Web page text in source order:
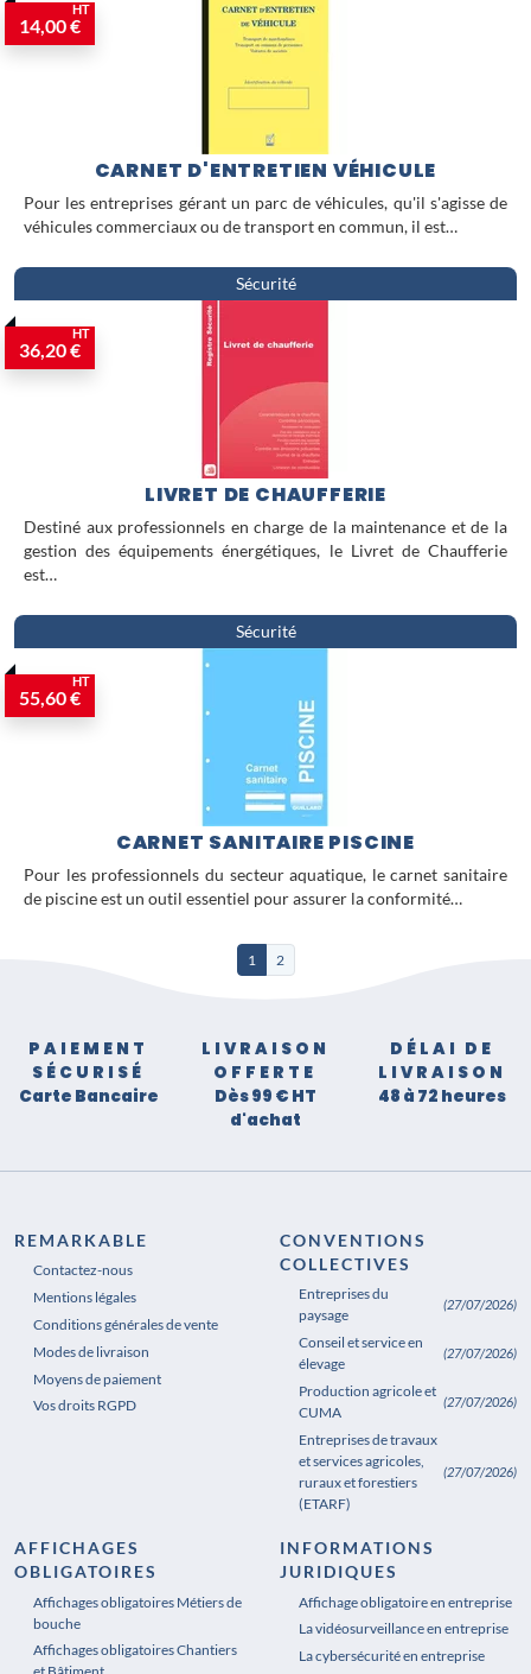
14,00 €
HT
CARNET D'ENTRETIEN VÉHICULE
Pour les entreprises gérant un parc de véhicules, qu'il s'agisse de
véhicules commerciaux ou de transport en commun, il est…
Sécurité
36,20 €
HT
LIVRET DE CHAUFFERIE
Destiné aux professionnels en charge de la maintenance et de la
gestion des équipements énergétiques, le Livret de Chaufferie
est…
Sécurité
55,60 €
HT
CARNET SANITAIRE PISCINE
Pour les professionnels du secteur aquatique, le carnet sanitaire
de piscine est un outil essentiel pour assurer la conformité…
1 2
PAIEMENT
SÉCURISÉ
Carte Bancaire
LIVRAISON
OFFERTE
Dès 99 € HT
d'achat
DÉLAI DE
LIVRAISON
48 à 72 heures
REMARKABLE
Contactez-nous
Mentions légales
Conditions générales de vente
Modes de livraison
Moyens de paiement
Vos droits RGPD
CONVENTIONS
COLLECTIVES
Entreprises du
paysage
(27/07/2026)
Conseil et service en
élevage
(27/07/2026)
Production agricole et
CUMA
(27/07/2026)
Entreprises de travaux
et services agricoles,
ruraux et forestiers
(ETARF)
(27/07/2026)
AFFICHAGES
OBLIGATOIRES
Affichages obligatoires Métiers de
bouche
Affichages obligatoires Chantiers
Affichages obligatoires Pharmacie
INFORMATIONS
JURIDIQUES
Affichage obligatoire en entreprise
La vidéosurveillance en entreprise
La cybersécurité en entreprise